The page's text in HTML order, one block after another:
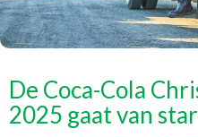
De Coca-Cola
2025 gaat van